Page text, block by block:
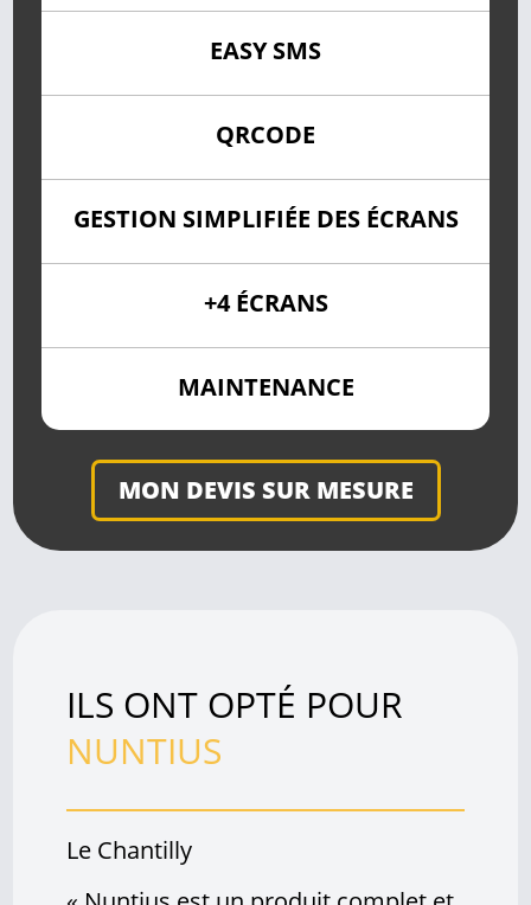
EASY SMS
QRCODE
GESTION SIMPLIFIÉE DES ÉCRANS
+4 ÉCRANS
MAINTENANCE
MON DEVIS SUR MESURE
ILS ONT OPTÉ POUR
NUNTIUS
Le Chantilly